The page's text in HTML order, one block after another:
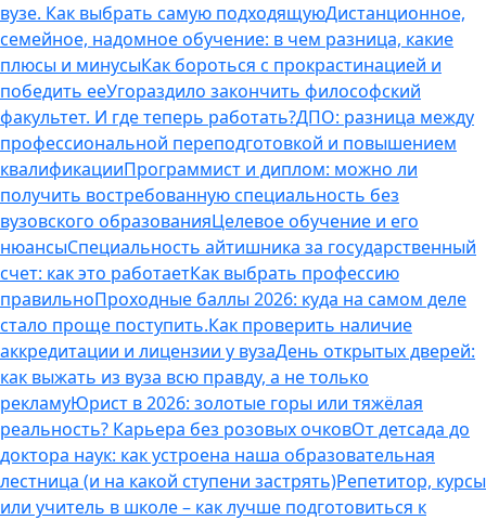
вузе. Как выбрать самую подходящуюДистанционное,
семейное, надомное обучение: в чем разница, какие
плюсы и минусыКак бороться с прокрастинацией и
победить ееУгораздило закончить философский
факультет. И где теперь работать?ДПО: разница между
профессиональной переподготовкой и повышением
квалификацииПрограммист и диплом: можно ли
получить востребованную специальность без
вузовского образованияЦелевое обучение и его
нюансыСпециальность айтишника за государственный
счет: как это работаетКак выбрать профессию
правильноПроходные баллы 2026: куда на самом деле
стало проще поступить.Как проверить наличие
аккредитации и лицензии у вузаДень открытых дверей:
как выжать из вуза всю правду, а не только
рекламуЮрист в 2026: золотые горы или тяжёлая
реальность? Карьера без розовых очковОт детсада до
доктора наук: как устроена наша образовательная
лестница (и на какой ступени застрять)Репетитор, курсы
или учитель в школе – как лучше подготовиться к